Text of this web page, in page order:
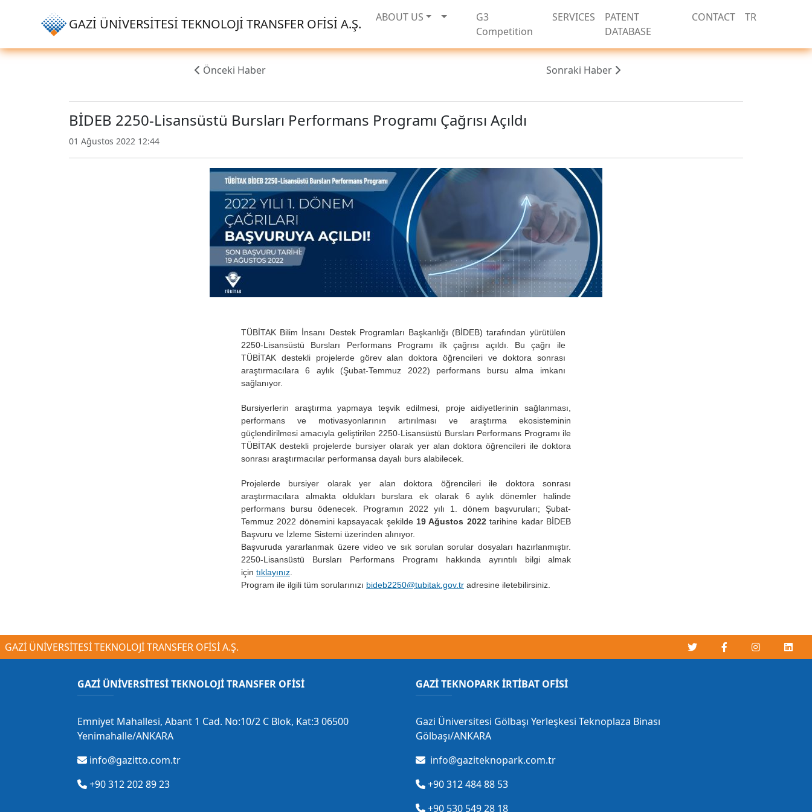
GAZİ ÜNİVERSİTESİ TEKNOLOJİ TRANSFER OFİSİ A.Ş. ABOUT US
G3
Competition
SERVICES
PATENT
DATABASE
CONTACT TR
Önceki Haber Sonraki Haber
BİDEB 2250-Lisansüstü Bursları Performans Programı Çağrısı Açıldı
01 Ağustos 2022 12:44
TÜBİTAK Bilim İnsanı Destek Programları Başkanlığı (BİDEB) tarafından yürütülen
2250-Lisansüstü Bursları Performans Programı ilk çağrısı açıldı. Bu çağrı ile
TÜBİTAK destekli projelerde görev alan doktora öğrencileri ve doktora sonrası
araştırmacılara 6 aylık (Şubat-Temmuz 2022) performans bursu alma imkanı
sağlanıyor.
Bursiyerlerin araştırma yapmaya teşvik edilmesi, proje aidiyetlerinin sağlanması,
performans ve motivasyonlarının artırılması ve araştırma ekosisteminin
güçlendirilmesi amacıyla geliştirilen 2250-Lisansüstü Bursları Performans Programı ile
TÜBİTAK destekli projelerde bursiyer olarak yer alan doktora öğrencileri ile doktora
sonrası araştırmacılar performansa dayalı burs alabilecek.
Projelerde bursiyer olarak yer alan doktora öğrencileri ile doktora sonrası
araştırmacılara almakta oldukları burslara ek olarak 6 aylık dönemler halinde
performans bursu ödenecek. Programın 2022 yılı 1. dönem başvuruları; Şubat-
Temmuz 2022 dönemini kapsayacak şekilde 19 Ağustos 2022tarihine kadar BİDEB
Başvuru ve İzleme Sistemi üzerinden alınıyor.
Başvuruda yararlanmak üzere video ve sık sorulan sorular dosyaları hazırlanmıştır.
2250-Lisansüstü Bursları Performans Programı hakkında ayrıntılı bilgi almak
için tıklayınız
Program ile ilgili tüm sorularınızı bideb2250@tubitak.gov.tr adresine iletebilirsiniz.
GAZİ ÜNİVERSİTESİ TEKNOLOJİ TRANSFER OFİSİ A.Ş.
GAZİ ÜNİVERSİTESİ TEKNOLOJİ TRANSFER OFİSİ
Emniyet Mahallesi, Abant 1 Cad. No:10/2 C Blok, Kat:3 06500
Yenimahalle/ANKARA
info@gazitto.com.tr
+90 312 202 89 23
GAZİ TEKNOPARK İRTİBAT OFİSİ
Gazi Üniversitesi Gölbaşı Yerleşkesi Teknoplaza Binası
Gölbaşı/ANKARA
info@gaziteknopark.com.tr
+90 312 484 88 53
+90 530 549 28 18